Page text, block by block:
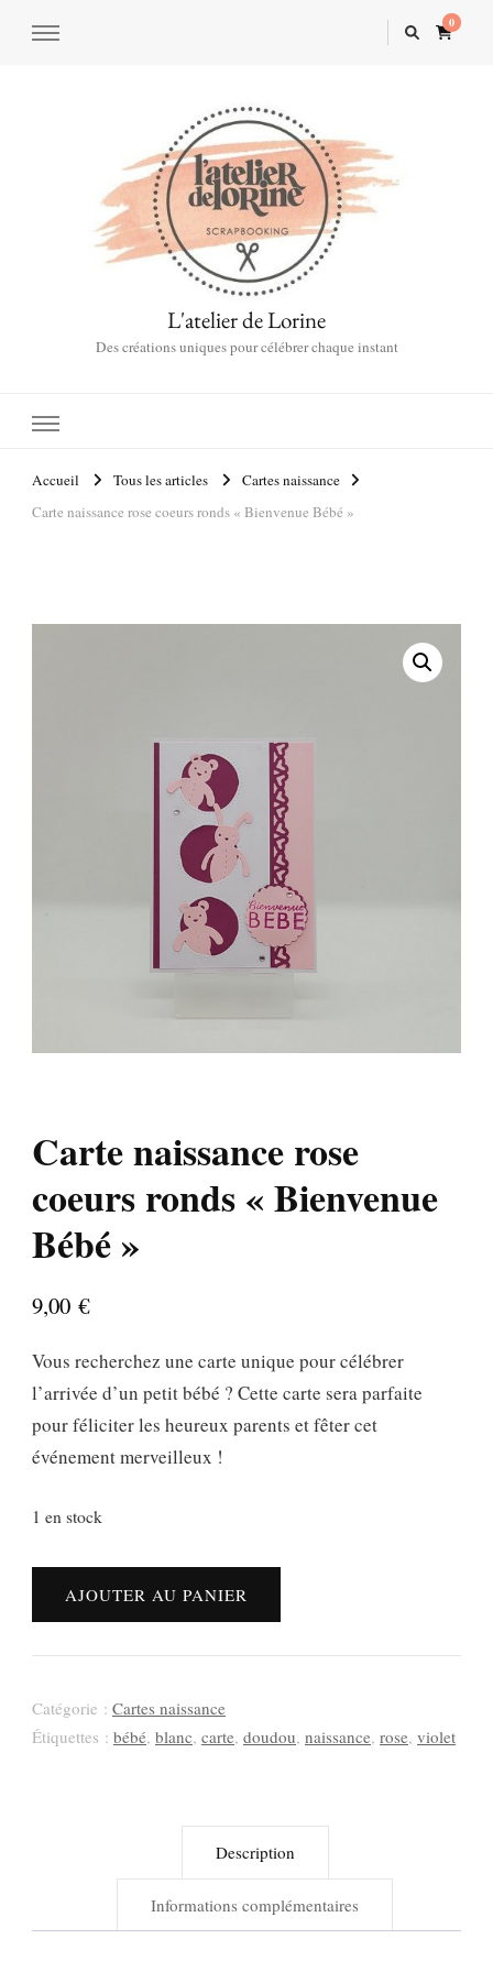
0
L'atelier de Lorine
Des créations uniques pour célébrer chaque instant
Accueil Tous les articles
Cartes naissance
Carte naissance rose coeurs ronds « Bienvenue Bébé »
Carte naissance rose
coeurs ronds « Bienvenue
Bébé »
9,00 €
Vous recherchez une carte unique pour célébrer
l’arrivée d’un petit bébé ? Cette carte sera parfaite
pour féliciter les heureux parents et fêter cet
événement merveilleux !
1 en stock
quantité
rose
coeurs
AJOUTER AU PANIER
Catégorie : Cartes naissance
Étiquettes : bébé, blanc, carte, doudou, naissance, rose, violet
Description
Informations complémentaires